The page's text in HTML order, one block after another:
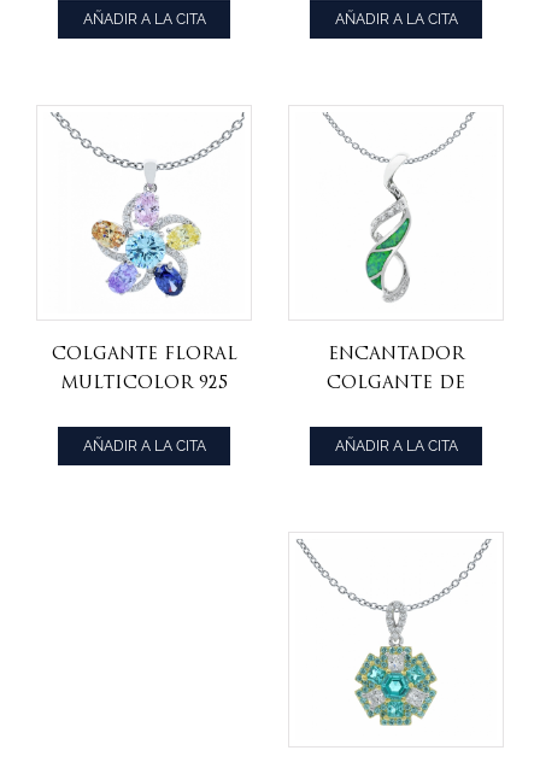
colgante de
durazno
AÑADIR A LA CITA
corte a cuadros
cz
AÑADIR A LA CITA
Colgante floral
multicolor 925
AÑADIR A LA CITA
encantador
colgante de
laboratorio
verde
AÑADIR A LA CITA